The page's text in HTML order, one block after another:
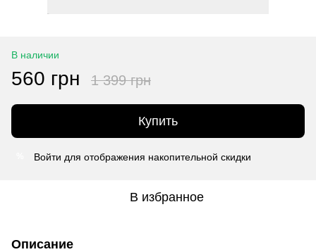
В наличии
560 грн 1 399 грн
Купить
Войти для отображения накопительной скидки
В избранное
Описание